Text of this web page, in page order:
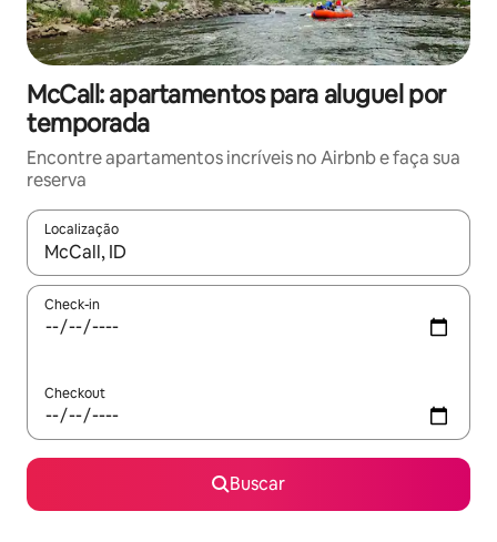
McCall: apartamentos para aluguel por
temporada
Encontre apartamentos incríveis no Airbnb e faça sua
reserva
Localização
Quando os resultados estiverem disponíveis, explore-os
Check-in
Checkout
Buscar